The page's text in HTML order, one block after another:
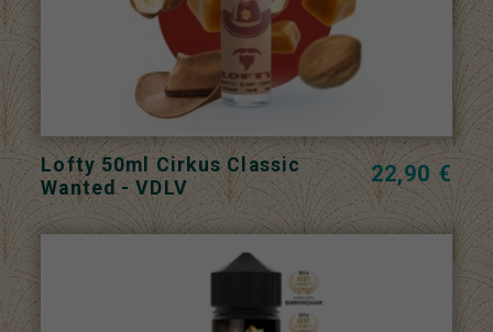
Lofty 50ml Cirkus Classic
Wanted - VDLV
22,90 €